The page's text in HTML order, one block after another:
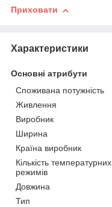
Приховати
Характеристики
Основні атрибути
Споживана потужність
Живлення
Виробник
Ширина
Країна виробник
Кількість температурних
режимів
Довжина
Тип